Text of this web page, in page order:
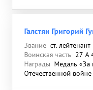
Галстян Григорий
Звание ст. лейтенант
Воинская часть 27 А
Награды Медаль «За
Отечественной